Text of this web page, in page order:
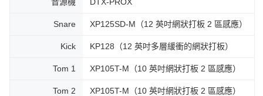
Snare XP125SD-M（12 英吋網狀打板 2 區感應）
Kick KP128（12 英吋多層緩衝的網狀打板）
Tom 1 XP105T-M（10 英吋網狀打板 2 區感應）
Tom 2 XP105T-M（10 英吋網狀打板 2 區感應）